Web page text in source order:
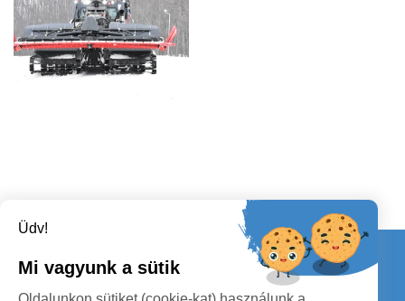
Kapcsolat
KÖVESSENEK
Üdv!
Mi vagyunk a sütik